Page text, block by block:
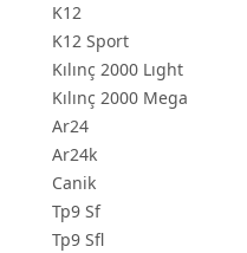
K12
K12 Sport
Kılınç 2000 Lıght
Kılınç 2000 Mega
Ar24
Ar24k
Canik
Tp9 Sf
Tp9 Sfl